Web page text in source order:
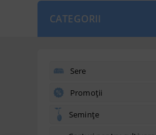
CATEGORII
Sere
Promoții
Semințe